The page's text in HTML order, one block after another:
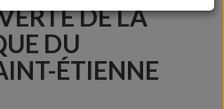
DE LA
DU
ÉTIENNE